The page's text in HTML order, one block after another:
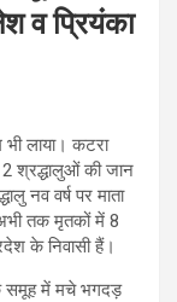
व प्रियंका
लाया। कटरा
श्रद्धालुओं की जान
नव वर्ष पर माता
तक मृतकों में 8
के निवासी हैं।
समूह में मचे भगदड़